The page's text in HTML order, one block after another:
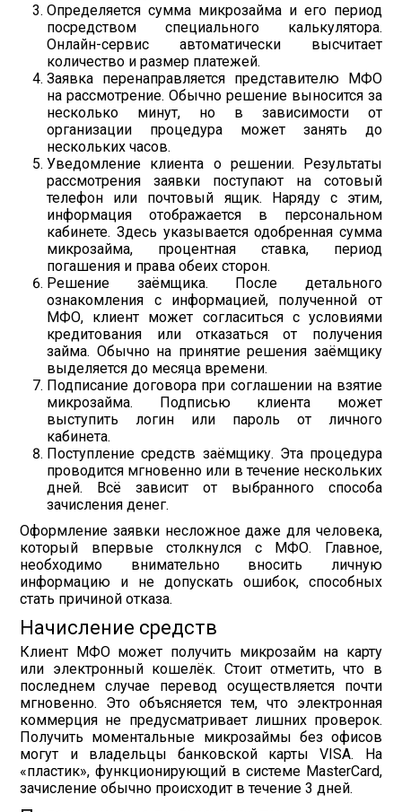
Определяется сумма микрозайма и его период
посредством специального калькулятора.
Онлайн-сервис автоматически высчитает
количество и размер платежей.
Заявка перенаправляется представителю МФО
на рассмотрение. Обычно решение выносится за
несколько минут, но в зависимости от
организации процедура может занять до
нескольких часов.
Уведомление клиента о решении. Результаты
рассмотрения заявки поступают на сотовый
телефон или почтовый ящик. Наряду с этим,
информация отображается в персональном
кабинете. Здесь указывается одобренная сумма
микрозайма, процентная ставка, период
погашения и права обеих сторон.
Решение заёмщика. После детального
ознакомления с информацией, полученной от
МФО, клиент может согласиться с условиями
кредитования или отказаться от получения
займа. Обычно на принятие решения заёмщику
выделяется до месяца времени.
Подписание договора при соглашении на взятие
микрозайма. Подписью клиента может
выступить логин или пароль от личного
кабинета.
Поступление средств заёмщику. Эта процедура
проводится мгновенно или в течение нескольких
дней. Всё зависит от выбранного способа
зачисления денег.
Оформление заявки несложное даже для человека,
который впервые столкнулся с МФО. Главное,
необходимо внимательно вносить личную
информацию и не допускать ошибок, способных
стать причиной отказа.
Начисление средств
Клиент МФО может получить микрозайм на карту
или электронный кошелёк. Стоит отметить, что в
последнем случае перевод осуществляется почти
мгновенно. Это объясняется тем, что электронная
коммерция не предусматривает лишних проверок.
Получить моментальные микрозаймы без офисов
могут и владельцы банковской карты VISA. На
«пластик», функционирующий в системе MasterCard,
зачисление обычно происходит в течение 3 дней.